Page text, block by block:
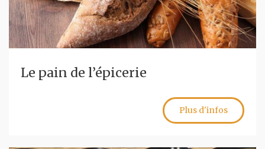
Le pain de l’épicerie
Plus d'infos